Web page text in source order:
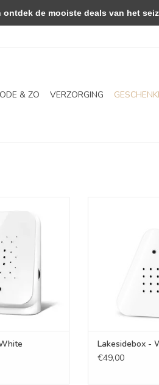
& ZO VERZORGING
WINKELWAGEN
Lakesidebox -
€49,00
de mooiste deals van het